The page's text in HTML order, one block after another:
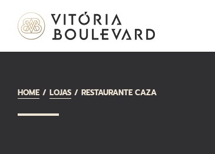
HOME LOJAS RESTAURANTE CAZA